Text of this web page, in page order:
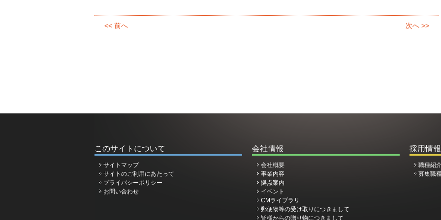
<< 前へ 次へ >>
このサイトについて
サイトマップ
サイトのご利用にあたって
プライバシーポリシー
お問い合わせ
会社情報
会社概要
事業内容
拠点案内
イベント
CMライブラリ
郵便物等の受け取りにつきまして
皆様からの贈り物につきまして
採用情報
職種紹
募集職